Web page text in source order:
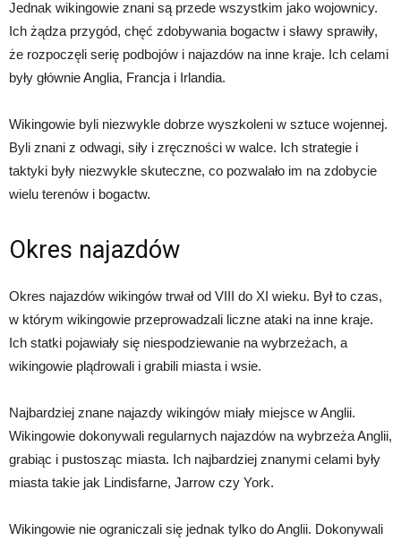
Jednak wikingowie znani są przede wszystkim jako wojownicy.
Ich żądza przygód, chęć zdobywania bogactw i sławy sprawiły,
że rozpoczęli serię podbojów i najazdów na inne kraje. Ich celami
były głównie Anglia, Francja i Irlandia.
Wikingowie byli niezwykle dobrze wyszkoleni w sztuce wojennej.
Byli znani z odwagi, siły i zręczności w walce. Ich strategie i
taktyki były niezwykle skuteczne, co pozwalało im na zdobycie
wielu terenów i bogactw.
Okres najazdów
Okres najazdów wikingów trwał od VIII do XI wieku. Był to czas,
w którym wikingowie przeprowadzali liczne ataki na inne kraje.
Ich statki pojawiały się niespodziewanie na wybrzeżach, a
wikingowie plądrowali i grabili miasta i wsie.
Najbardziej znane najazdy wikingów miały miejsce w Anglii.
Wikingowie dokonywali regularnych najazdów na wybrzeża Anglii,
grabiąc i pustosząc miasta. Ich najbardziej znanymi celami były
miasta takie jak Lindisfarne, Jarrow czy York.
Wikingowie nie ograniczali się jednak tylko do Anglii. Dokonywali